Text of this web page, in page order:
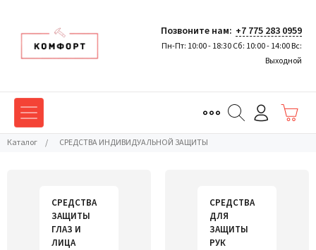
Позвоните нам: +7 775 283 0959
Пн-Пт: 10:00 - 18:30 Сб: 10:00 - 14:00 Вс:
Выходной
Каталог / СРЕДСТВА ИНДИВИДУАЛЬНОЙ ЗАЩИТЫ
СРЕДСТВА
ЗАЩИТЫ
ГЛАЗ И
ЛИЦА
СРЕДСТВА
ДЛЯ
ЗАЩИТЫ
РУК